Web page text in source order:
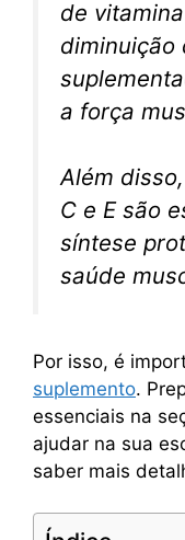
de
diminuição
a força
Além
C e E são
síntese
saúde
Por isso, é
suplemento.
essenciais na
ajudar na sua
saber mais